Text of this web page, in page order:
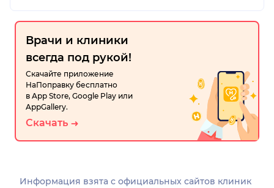
Врачи и клиники
всегда под рукой!
Скачайте приложение
НаПоправку бесплатно
в App Store, Google Play или
AppGallery.
Скачать
Информация взята c официальных сайтов клиник